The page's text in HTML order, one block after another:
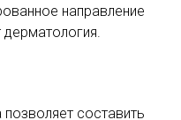
направление
составить